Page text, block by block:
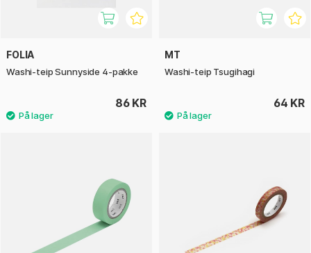
FOLIA
Washi-teip Sunnyside 4-pakke
86 KR
MT
Washi-teip Tsugihagi
64 KR